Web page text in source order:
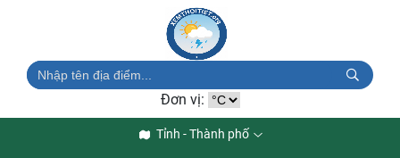
Đơn vị:
Tỉnh - Thành phố